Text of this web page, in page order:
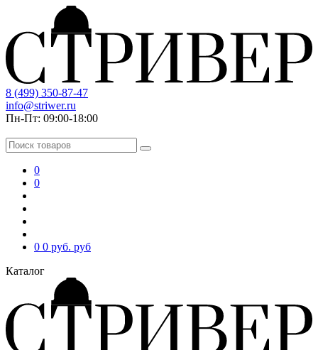
8 (499) 350-87-47
info@striwer.ru
Пн-Пт: 09:00-18:00
0
0
0 0 руб. руб
Каталог